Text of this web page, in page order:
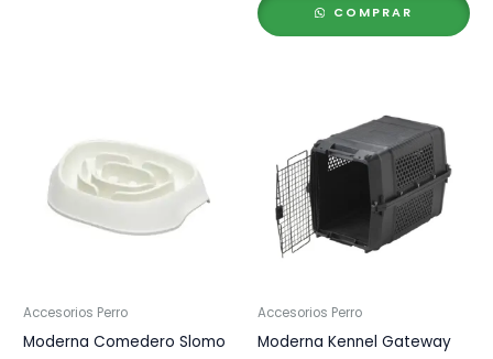
COMPRAR
Accesorios Perro
Moderna Comedero Slomo
Accesorios Perro
Moderna Kennel Gateway